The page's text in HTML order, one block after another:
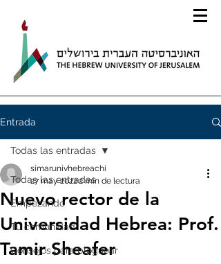
Entrada
Todas las entradas
Empezando
Tu comunidad
Consejos para bloguear
Todas las entradas
Nuevo rector de la
Universidad Hebrea: Prof.
Tamir Sheafer
simarunivhebreachi
27 may 20222 min de lectura